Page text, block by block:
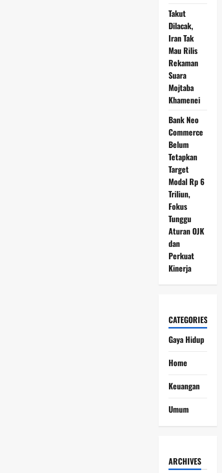
Takut
Dilacak,
Iran Tak
Mau Rilis
Rekaman
Suara
Mojtaba
Khamenei
Bank Neo
Commerce
Belum
Tetapkan
Target
Modal Rp 6
Triliun,
Fokus
Tunggu
Aturan OJK
dan
Perkuat
Kinerja
CATEGORIES
Gaya Hidup
Home
Keuangan
Umum
ARCHIVES